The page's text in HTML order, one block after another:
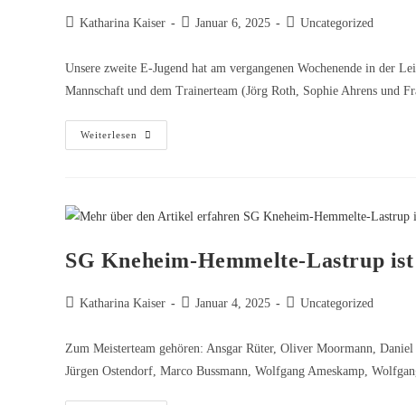
Katharina Kaiser Januar 6, 2025 Uncategorized
Unsere zweite E-Jugend hat am vergangenen Wochenende in der
Mannschaft und dem Trainerteam (Jörg Roth, Sophie Ahrens und
Weiterlesen
SG Kneheim-Hemmelte-Lastrup
Katharina Kaiser Januar 4, 2025 Uncategorized
Zum Meisterteam gehören: Ansgar Rüter, Oliver Moormann,
Jürgen Ostendorf, Marco Bussmann, Wolfgang Ameskamp,